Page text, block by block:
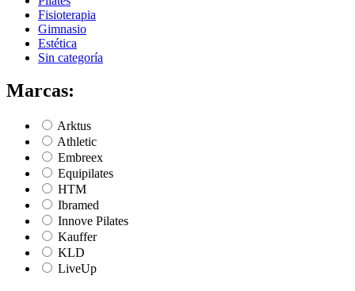
Fisioterapia
Gimnasio
Estética
Sin categoría
Marcas:
Arktus
Athletic
Embreex
Equipilates
HTM
Ibramed
Innove Pilates
Kauffer
KLD
LiveUp